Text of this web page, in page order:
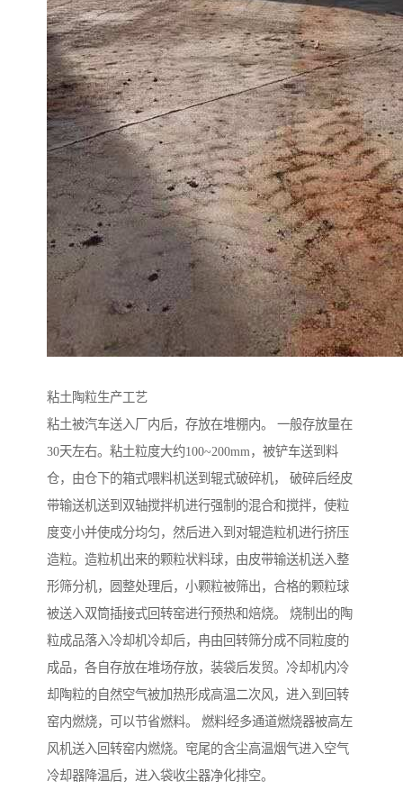
粘土陶粒生产工艺
粘土被汽车送入厂内后，存放在堆棚内。 一般存放量在
30天左右。粘土粒度大约100~200mm，被铲车送到料
仓，由仓下的箱式喂料机送到辊式破碎机， 破碎后经皮
带输送机送到双轴搅拌机进行强制的混合和搅拌，使粒
度变小并使成分均匀，然后进入到对辊造粒机进行挤压
造粒。造粒机出来的颗粒状料球，由皮带输送机送入整
形筛分机，圆整处理后，小颗粒被筛出，合格的颗粒球
被送入双筒插接式回转窑进行预热和焙烧。 烧制出的陶
粒成品落入冷却机冷却后，冉由回转筛分成不同粒度的
成品，各自存放在堆场存放，装袋后发贸。冷却机内冷
却陶粒的自然空气被加热形成高温二次风，进入到回转
窑内燃烧，可以节省燃料。 燃料经多通道燃烧器被高左
风机送入回转窑内燃烧。窀尾的含尘高温烟气进入空气
冷却器降温后，进入袋收尘器净化排空。